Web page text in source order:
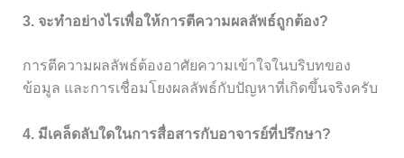
3. จะทำอย่างไรเพื่อให้การตีความผลลัพธ์ถูกต้อง?
การตีความผลลัพธ์ต้องอาศัยความเข้าใจในบริบทของ
ข้อมูล และการเชื่อมโยงผลลัพธ์กับปัญหาที่เกิดขึ้นจริงครับ
4. มีเคล็ดลับใดในการสื่อสารกับอาจารย์ที่ปรึกษา?